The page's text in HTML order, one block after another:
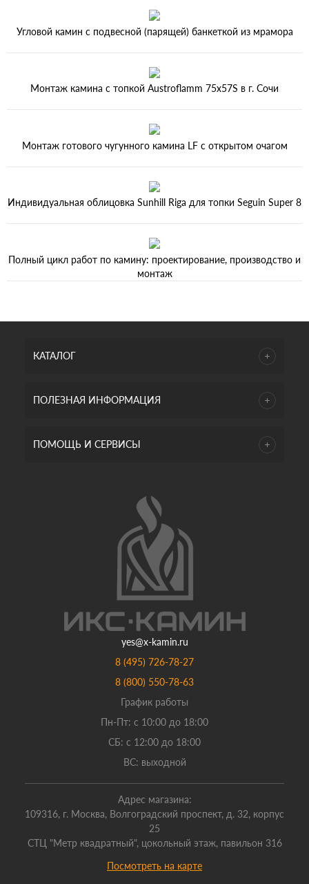
Угловой камин с подвесной (парящей) банкеткой из мрамора
Монтаж камина с топкой Austroflamm 75x57S в г. Сочи
Монтаж готового чугунного камина LF с открытом очагом
Индивидуальная облицовка Sunhill Riga для топки Seguin Super 8
Полный цикл работ по камину: проектирование, производство и
монтаж
КАТАЛОГ
ПОЛЕЗНАЯ ИНФОРМАЦИЯ
ПОМОЩЬ И СЕРВИСЫ
yes@x-kamin.ru
8 (495) 726-78-27
8 (800) 550-78-63
График работы
Пн-Пт: с 10:00 до 18:00
СБ: с 12:00 до 18:00
ВС: выходной
Адрес магазина:
109316, г. Москва, Волгоградский проспект, д. 32, корпус
25
СТЦ "Метр квадратный", цокольный этаж, павильон 316
Посмотреть на карте